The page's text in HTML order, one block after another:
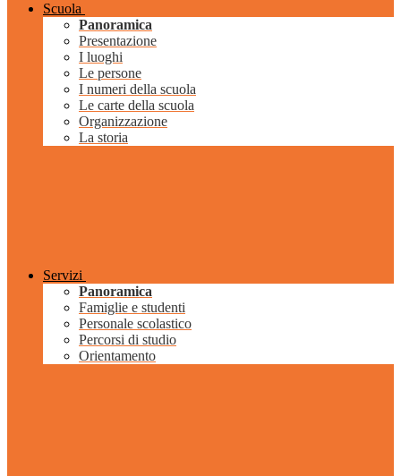
Scuola
Panoramica
Presentazione
I luoghi
Le persone
I numeri della scuola
Le carte della scuola
Organizzazione
La storia
Servizi
Panoramica
Famiglie e studenti
Personale scolastico
Percorsi di studio
Orientamento